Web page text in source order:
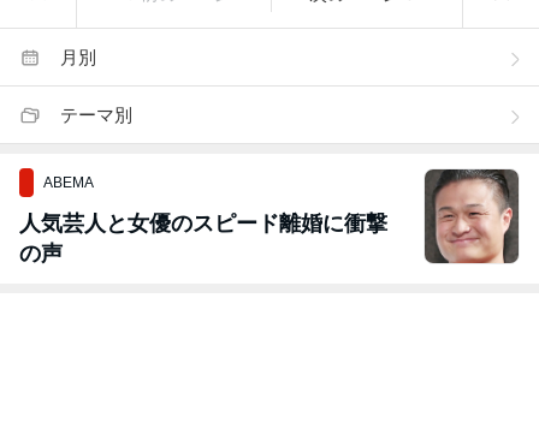
月別
テーマ別
ABEMA
人気芸人と女優のスピード離婚に衝撃
の声